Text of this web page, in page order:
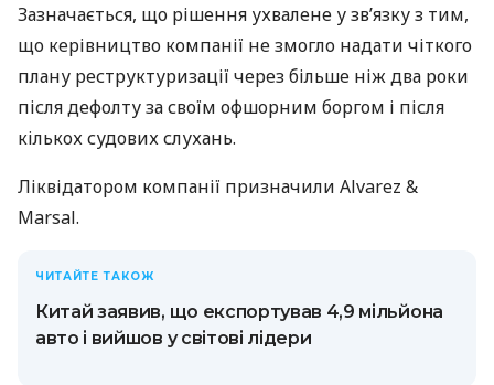
Зазначається, що рішення ухвалене у зв’язку з тим,
що керівництво компанії не змогло надати чіткого
плану реструктуризації через більше ніж два роки
після дефолту за своїм офшорним боргом і після
кількох судових слухань.
Ліквідатором компанії призначили Alvarez &
Marsal.
ЧИТАЙТЕ ТАКОЖ
Китай заявив, що експортував 4,9 мільйона
авто і вийшов у світові лідери